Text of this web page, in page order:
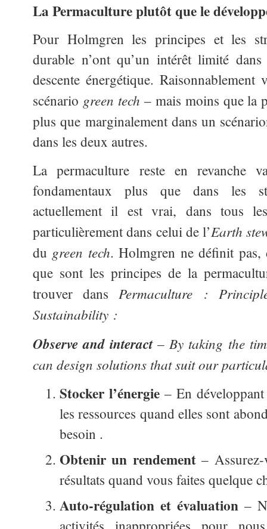
La Permaculture plutôt que le
Pour Holmgren les principes et les
durable n’ont qu’un intérêt limité
descente énergétique. Raisonnablement
scénario green tech – mais moins que la
plus que marginalement dans un
dans les deux autres.
La permaculture reste en revanche
fondamentaux plus que dans les
actuellement il est vrai, dans tous
particulièrement dans celui de l’Earth
du green tech. Holmgren ne définit
que sont les principes de la
trouver dans Permaculture :
Sustainability :
Observe and interact– By taking the
can design solutions that suit our
Stocker l’énergie– En développant
les ressources quand elles sont
besoin .
Obtenir un rendement– Assurez-
résultats quand vous faites quelque
Auto-régulation et évaluation –